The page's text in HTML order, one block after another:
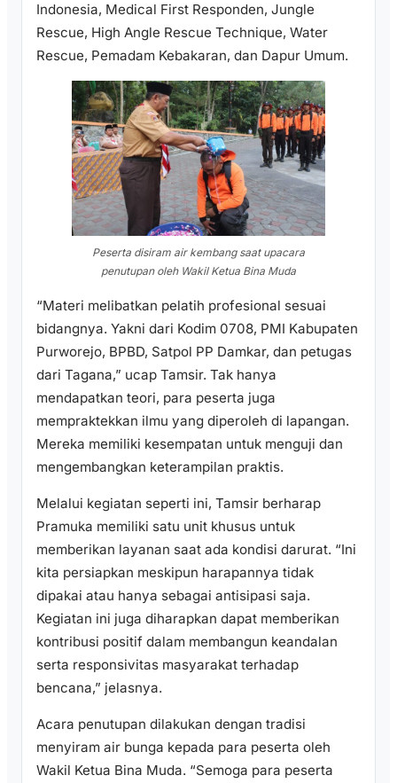
Indonesia, Medical First Responden, Jungle
Rescue, High Angle Rescue Technique, Water
Rescue, Pemadam Kebakaran, dan Dapur Umum.
Peserta disiram air kembang saat upacara
penutupan oleh Wakil Ketua Bina Muda
“Materi melibatkan pelatih profesional sesuai
bidangnya. Yakni dari Kodim 0708, PMI Kabupaten
Purworejo, BPBD, Satpol PP Damkar, dan petugas
dari Tagana,” ucap Tamsir. Tak hanya
mendapatkan teori, para peserta juga
mempraktekkan ilmu yang diperoleh di lapangan.
Mereka memiliki kesempatan untuk menguji dan
mengembangkan keterampilan praktis.
Melalui kegiatan seperti ini, Tamsir berharap
Pramuka memiliki satu unit khusus untuk
memberikan layanan saat ada kondisi darurat. “Ini
kita persiapkan meskipun harapannya tidak
dipakai atau hanya sebagai antisipasi saja.
Kegiatan ini juga diharapkan dapat memberikan
kontribusi positif dalam membangun keandalan
serta responsivitas masyarakat terhadap
bencana,” jelasnya.
Acara penutupan dilakukan dengan tradisi
menyiram air bunga kepada para peserta oleh
Wakil Ketua Bina Muda. “Semoga para peserta